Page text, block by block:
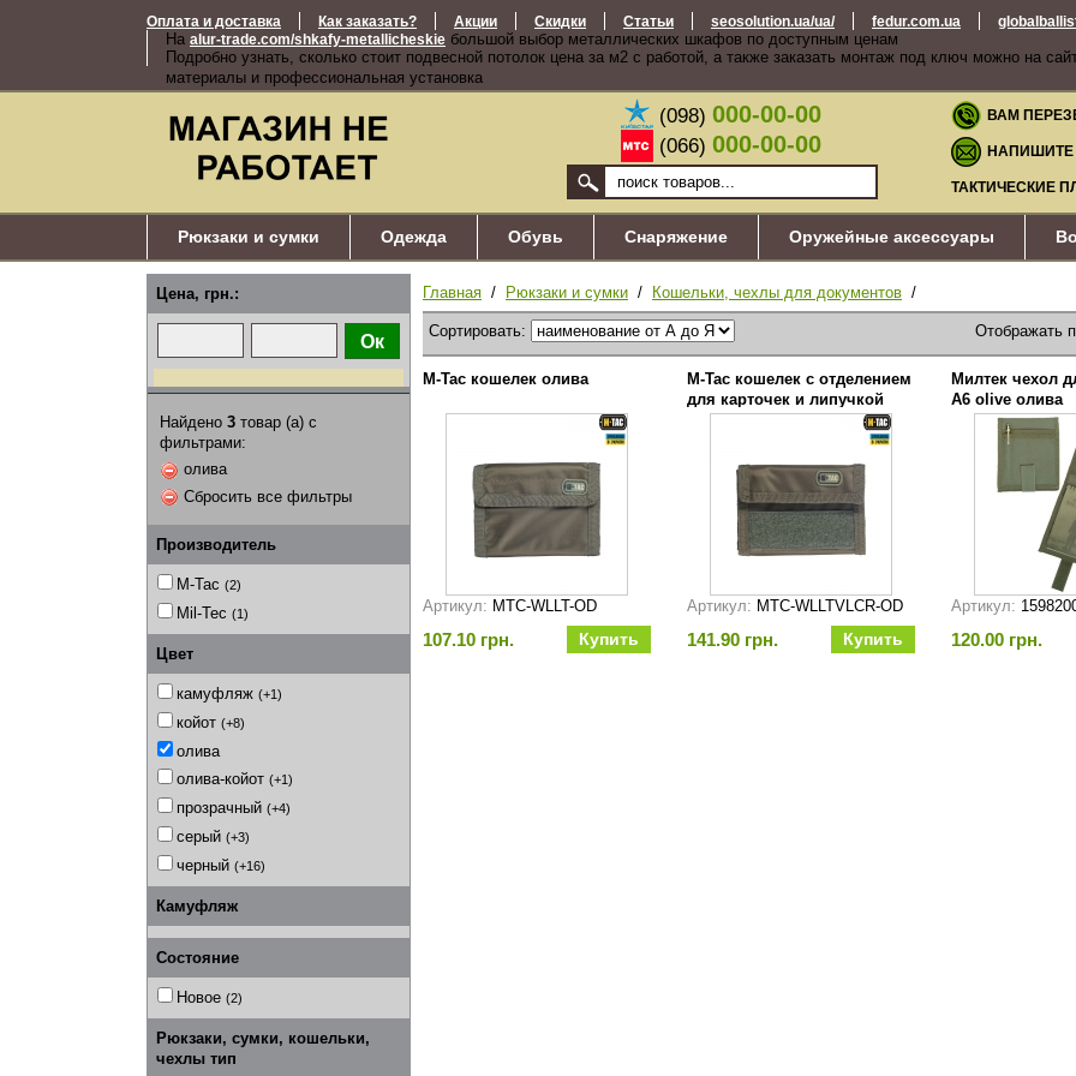
Оплата и доставка Как заказать? Акции Скидки Статьи seosolution.ua/ua/ fedur.com.ua
На alur-trade.com/shkafy-metallicheskie большой выбор металлических шкафов по доступным ценам
Подробно узнать, сколько стоит подвесной потолок цена за м2 с работой, а также заказать монтаж под ключ можно на
материалы и профессиональная установка
(098) 000-00-00
(066) 000-00-00
ВАМ
ТАКТИЧЕСКИЕ
Рюкзаки и сумки Одежда Обувь Снаряжение Оружейные аксессуары
Цена, грн.:
Найдено 3 товар (а) с
фильтрами:
олива
Сбросить все фильтры
Производитель
M-Tac (2)
Mil-Tec (1)
Цвет
камуфляж (+1)
койот (+8)
олива
олива-койот (+1)
прозрачный (+4)
серый (+3)
черный (+16)
Камуфляж
Состояние
Новое (2)
Рюкзаки, сумки, кошельки,
чехлы тип
Главная / Рюкзаки и сумки / Кошельки, чехлы для документов /
Сортировать: Отображать
M-Tac кошелек олива
Артикул: MTC-WLLT-OD
107.10 грн.
M-Tac кошелек с отделением
для карточек и липучкой
олива
Артикул: MTC-WLLTVLCR-OD
141.90 грн.
Милтек чехол
А6 olive олива
Артикул:
120.00 грн.